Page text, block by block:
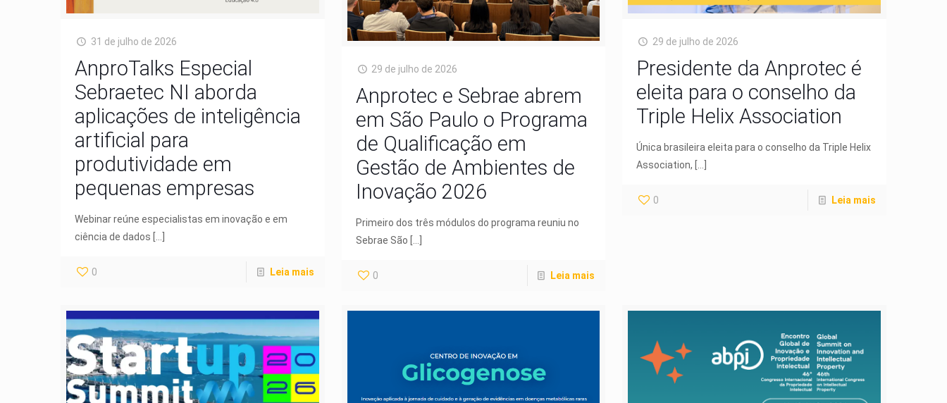
31 de julho de 2026
AnproTalks Especial
Sebraetec NI aborda
aplicações de inteligência
artificial para
produtividade em
pequenas empresas
Webinar reúne especialistas em inovação e em
ciência de dados
0 Leia mais
29 de julho de 2026
Anprotec e Sebrae abrem
em São Paulo o Programa
de Qualificação em
Gestão de Ambientes de
Inovação 2026
Primeiro dos três módulos do programa reuniu no
Sebrae São
0 Leia mais
29 de julho de 2026
Presidente da Anprotec é
eleita para o conselho da
Triple Helix Association
Única brasileira eleita para o conselho da Triple Helix
Association,
0 Leia mais